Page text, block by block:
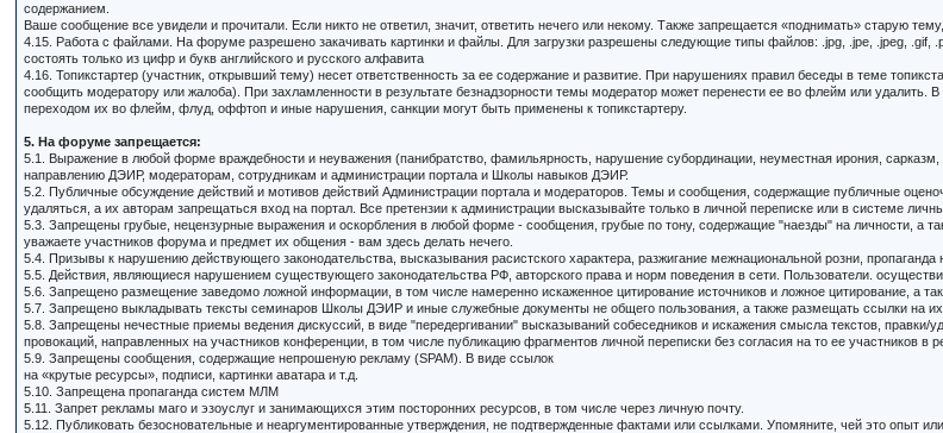
содержанием.
Ваше сообщение все увидели и прочитали. Если никто не ответил, значит, ответить нечего или некому. Также запрещается «поднимать» старую
4.15. Работа с файлами. На форуме разрешено закачивать картинки и файлы. Для загрузки разрешены следующие типы файлов: .jpg, .jpe, .jpeg,
состоять только из цифр и букв английского и русского алфавита
4.16. Топикстартер (участник, открывший тему) несет ответственность за ее содержание и развитие. При нарушениях правил беседы в теме
сообщить модератору или жалоба). При захламленности в результате безнадзорности темы модератор может перенести ее во флейм или
переходом их во флейм, флуд, оффтоп и иные нарушения, санкции могут быть применены к топикстартеру.
5. На форуме запрещается:
5.1. Выражение в любой форме враждебности и неуважения (панибратство, фамильярность, нарушение субординации, неуместная ирония,
направлению ДЭИР, модераторам, сотрудникам и администрации портала и Школы навыков ДЭИР.
5.2. Публичные обсуждение действий и мотивов действий Администрации портала и модераторов. Темы и сообщения, содержащие публичные
удаляться, а их авторам запрещаться вход на портал. Все претензии к администрации высказывайте только в личной переписке или в системе
5.3. Запрещены грубые, нецензурные выражения и оскорбления в любой форме - сообщения, грубые по тону, содержащие "наезды" на личности,
уважаете участников форума и предмет их общения - вам здесь делать нечего.
5.4. Призывы к нарушению действующего законодательства, высказывания расистского характера, разжигание межнациональной розни, пропаганда
5.5. Действия, являющиеся нарушением существующего законодательства РФ, авторского права и норм поведения в сети. Пользователи.
5.6. Запрещено размещение заведомо ложной информации, в том числе намеренно искаженное цитирование источников и ложное цитирование, а
5.7. Запрещено выкладывать тексты семинаров Школы ДЭИР и иные служебные документы не общего пользования, а также размещать ссылки на их
5.8. Запрещены нечестные приемы ведения дискуссий, в виде "передергивании" высказываний собеседников и искажения смысла текстов,
провокаций, направленных на участников конференции, в том числе публикацию фрагментов личной переписки без согласия на то ее участников в
5.9. Запрещены сообщения, содержащие непрошеную рекламу (SPAM). В виде ссылок
на «крутые ресурсы», подписи, картинки аватара и т.д.
5.10. Запрещена пропаганда систем МЛМ
5.11. Запрет рекламы маго и эзоуслуг и занимающихся этим посторонних ресурсов, в том числе через личную почту.
5.12. Публиковать безосновательные и неаргументированные утверждения, не подтвержденные фактами или ссылками. Упомяните, чей это опыт